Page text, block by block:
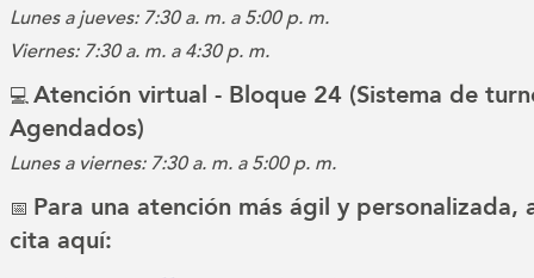
Lunes a jueves: 7:30 a. m. a 5:00 p. m.
Viernes: 7:30 a. m. a 4:30 p. m.
💻Atención virtual - Bloque 24 (Sistema de
Agendados)
Lunes a viernes: 7:30 a. m. a 5:00 p. m.
📅 Para una atención más ágil y personalizada,
cita aquí: